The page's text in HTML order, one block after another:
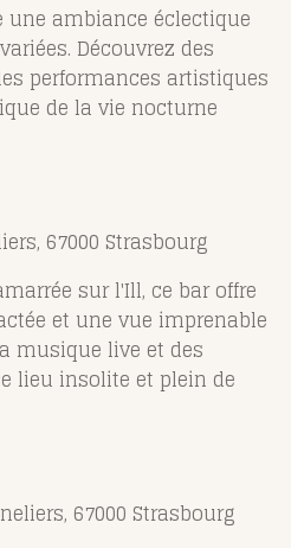
une ambiance éclectique
Découvrez des
performances artistiques
de la vie nocturne
67000 Strasbourg
sur l'Ill, ce bar offre
et une vue imprenable
musique live et des
lieu insolite et plein de
67000 Strasbourg